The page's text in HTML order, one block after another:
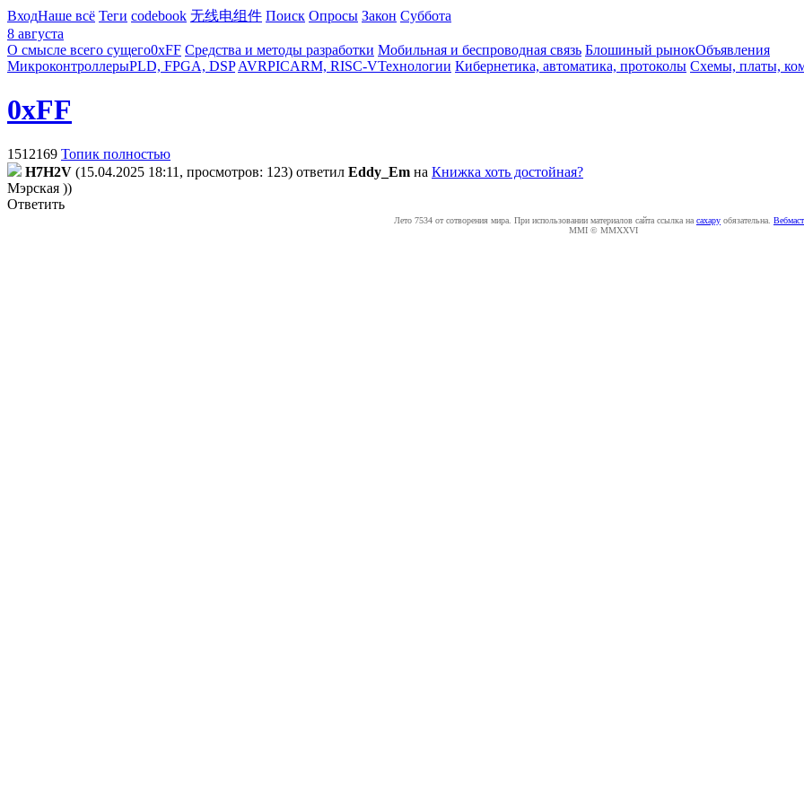
ВходНаше всё Теги codebook 无线电组件 Поиск Опросы Закон Суббота
8 августа
О смысле всего сущего0xFF Средства и методы разработки Мобильная и беспроводная связь Блошиный рынокОбъявления
МикроконтроллерыPLD, FPGA, DSP AVRPICARM, RISC-VТехнологии Кибернетика, автоматика, протоколы Схемы, платы,
0xFF
1512169 Топик полностью
H7H2V (15.04.2025 18:11, просмотров: 123) ответил Eddy_Em на Книжка хоть достойная?
Мэрская ))
Ответить
Лето 7534 от сотворения мира. При использовании материалов сайта ссылка на caxapу обязательна.
MMI © MMXXVI